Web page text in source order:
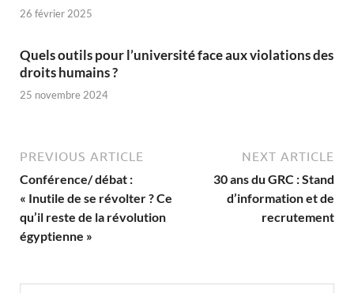
26 février 2025
Quels outils pour l’université face aux violations des
droits humains ?
25 novembre 2024
PREVIOUS ARTICLE
Conférence/ débat :
« Inutile de se révolter ? Ce
qu’il reste de la révolution
égyptienne »
NEXT ARTICLE
30 ans du GRC : Stand
d’information et de
recrutement